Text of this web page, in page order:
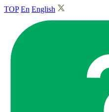
TOP En English